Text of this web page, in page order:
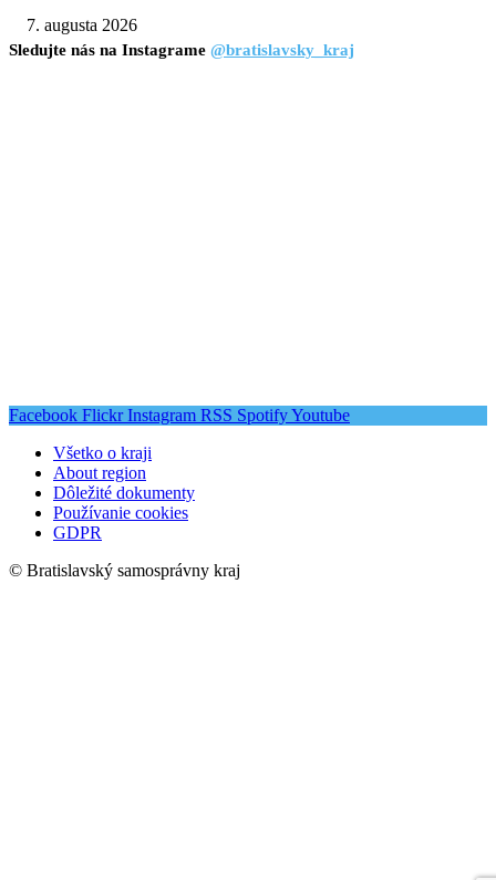
7. augusta 2026
Sledujte nás na Instagrame @bratislavsky_kraj
Facebook Flickr Instagram RSS SpotifyYoutube
Všetko o kraji
About region
Dôležité dokumenty
Používanie cookies
GDPR
© Bratislavský samosprávny kraj